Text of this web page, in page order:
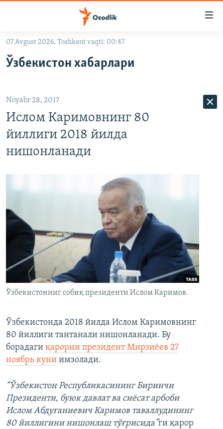
Асосий
Қидиришга
ўтинг
OZODLIK SURISHTIRUVLARI
На русском
Озодлик бошқа тилларда
07 Avgust 2026, Toshkent vaqti: 00:47
Ўзбекистон хабарлари
Noyabr 28, 2017
Ислом Каримовнинг 80
йиллиги 2018 йилда
нишонланади
Ўзбекистонниг собиқ президенти Ислом Каримов.
Ўзбекистонда 2018 йилда Ислом Каримовнинг
80 йиллиги тантанали нишонланади. Бу
борадаги қарорни президент Мирзиёев 27
ноябрь куни имзолади.
“Ўзбекистон Республикасининг Биринчи
Президенти, буюк давлат ва сиёсат арбоби
Ислом Абдуғаниевич Каримов таваллудининг
80 йиллигини нишонлаш тўғрисида”ги қарор